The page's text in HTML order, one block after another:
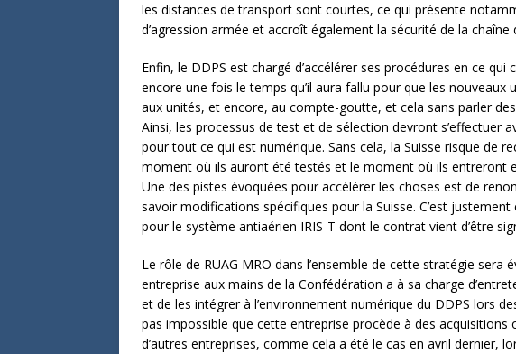
les distances de transport sont courtes, ce qui présente
d’agression armée et accroît également la sécurité de la chaîne
Enfin, le DDPS est chargé d’accélérer ses procédures en ce qui
encore une fois le temps qu’il aura fallu pour que les
aux unités, et encore, au compte-goutte, et cela sans parler
Ainsi, les processus de test et de sélection devront s’effectuer
pour tout ce qui est numérique. Sans cela, la Suisse risque de
moment où ils auront été testés et le moment où ils entreront
Une des pistes évoquées pour accélérer les choses est de
savoir modifications spécifiques pour la Suisse. C’est
pour le système antiaérien IRIS-T dont le contrat vient d’être
Le rôle de RUAG MRO dans l’ensemble de cette stratégie
entreprise aux mains de la Confédération a à sa charge
et de les intégrer à l’environnement numérique du DDPS lors
pas impossible que cette entreprise procède à des acquisitions
d’autres entreprises, comme cela a été le cas en avril dernier,